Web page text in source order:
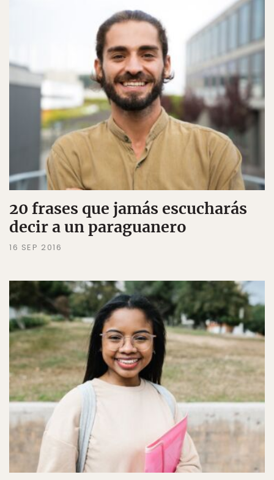
20 frases que jamás escucharás
decir a un paraguanero
16 SEP 2016